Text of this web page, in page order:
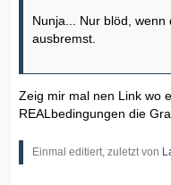
Nunja... Nur blöd,
ausbremst.
Zeig mir mal nen Link wo
REALbedingungen die
Einmal editiert, zuletzt von